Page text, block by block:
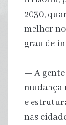
2030,
melhor
grau de
— A
mudança
e
nas